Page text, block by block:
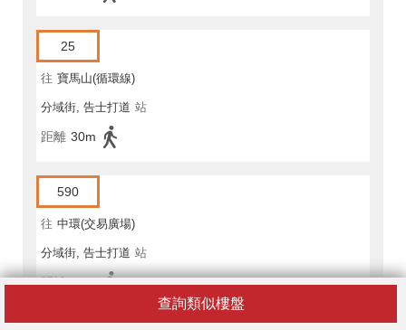
查詢類似樓盤
25
往 寶馬山(循環線)
分域街, 告士打道 站
距離 30m
590
往 中環(交易廣場)
分域街, 告士打道 站
距離 50m